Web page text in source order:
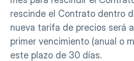
rescinde el Contrato dentro
nueva tarifa de precios será
primer vencimiento (anual o
este plazo de 30 días.